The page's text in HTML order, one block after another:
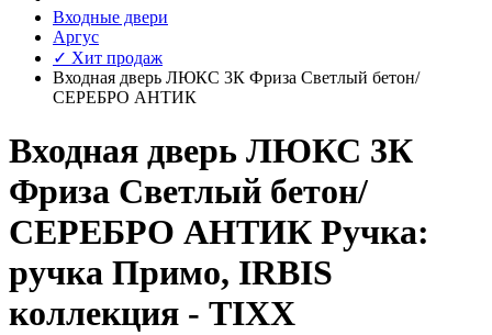
Входные двери
Аргус
✓ Хит продаж
Входная дверь ЛЮКС 3К Фриза Светлый бетон/
СЕРЕБРО АНТИК
Входная дверь ЛЮКС 3К
Фриза Светлый бетон/
СЕРЕБРО АНТИК Ручка:
ручка Примо, IRBIS
коллекция - TIXX